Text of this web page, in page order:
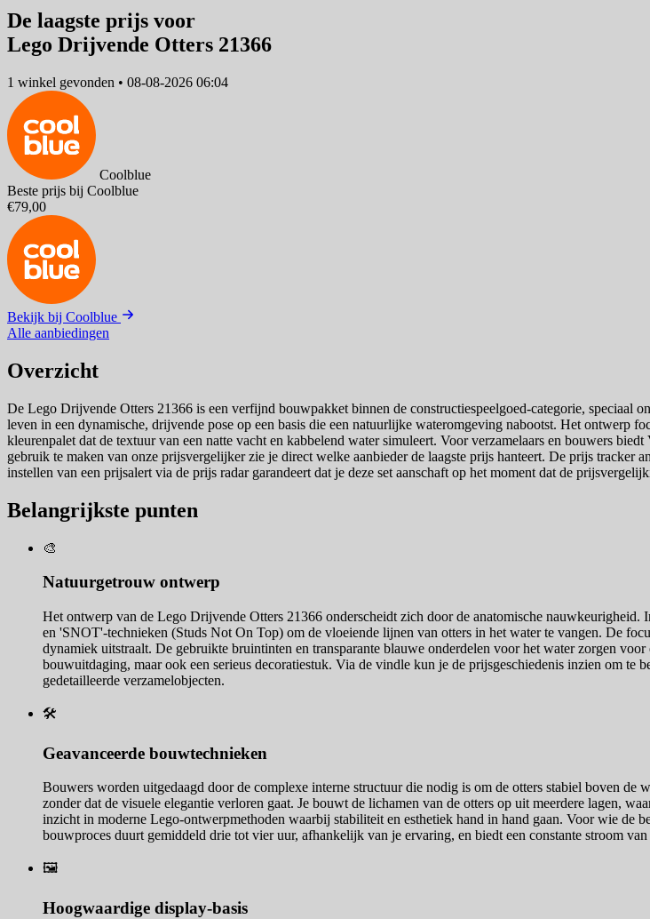
De laagste prijs voor
Lego Drijvende Otters 21366
1 winkel gevonden • 08-08-2026 06:04
Coolblue
Beste prijs bij Coolblue
€79,00
Bekijk bij Coolblue
Alle aanbiedingen
Overzicht
De Lego Drijvende Otters 21366 is een verfijnd bouwpakket binnen de constructiespeelgoed-categorie, speciaal
leven in een dynamische, drijvende pose op een basis die een natuurlijke wateromgeving nabootst. Het ontwerp
kleurenpalet dat de textuur van een natte vacht en kabbelend water simuleert. Voor verzamelaars en bouwers
gebruik te maken van onze prijsvergelijker zie je direct welke aanbieder de laagste prijs hanteert. De prijs
instellen van een prijsalert via de prijs radar garandeert dat je deze set aanschaft op het moment dat de
Belangrijkste punten
🎨
Natuurgetrouw ontwerp
Het ontwerp van de Lego Drijvende Otters 21366 onderscheidt zich door de anatomische nauwkeurigheid.
en 'SNOT'-technieken (Studs Not On Top) om de vloeiende lijnen van otters in het water te vangen. De
dynamiek uitstraalt. De gebruikte bruintinten en transparante blauwe onderdelen voor het water zorgen
bouwuitdaging, maar ook een serieus decoratiestuk. Via de vindle kun je de prijsgeschiedenis inzien om te
gedetailleerde verzamelobjecten.
🛠️
Geavanceerde bouwtechnieken
Bouwers worden uitgedaagd door de complexe interne structuur die nodig is om de otters stabiel boven
zonder dat de visuele elegantie verloren gaat. Je bouwt de lichamen van de otters op uit meerdere lagen,
inzicht in moderne Lego-ontwerpmethoden waarbij stabiliteit en esthetiek hand in hand gaan. Voor wie de
bouwproces duurt gemiddeld drie tot vier uur, afhankelijk van je ervaring, en biedt een constante stroom
🖼️
Hoogwaardige display-basis